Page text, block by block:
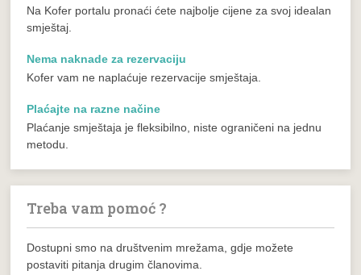
Na Kofer portalu pronaći ćete najbolje cijene za svoj idealan
smještaj.
Nema naknade za rezervaciju
Kofer vam ne naplaćuje rezervacije smještaja.
Plaćajte na razne načine
Plaćanje smještaja je fleksibilno, niste ograničeni na jednu
metodu.
Treba vam pomoć ?
Dostupni smo na društvenim mrežama, gdje možete
postaviti pitanja drugim članovima.